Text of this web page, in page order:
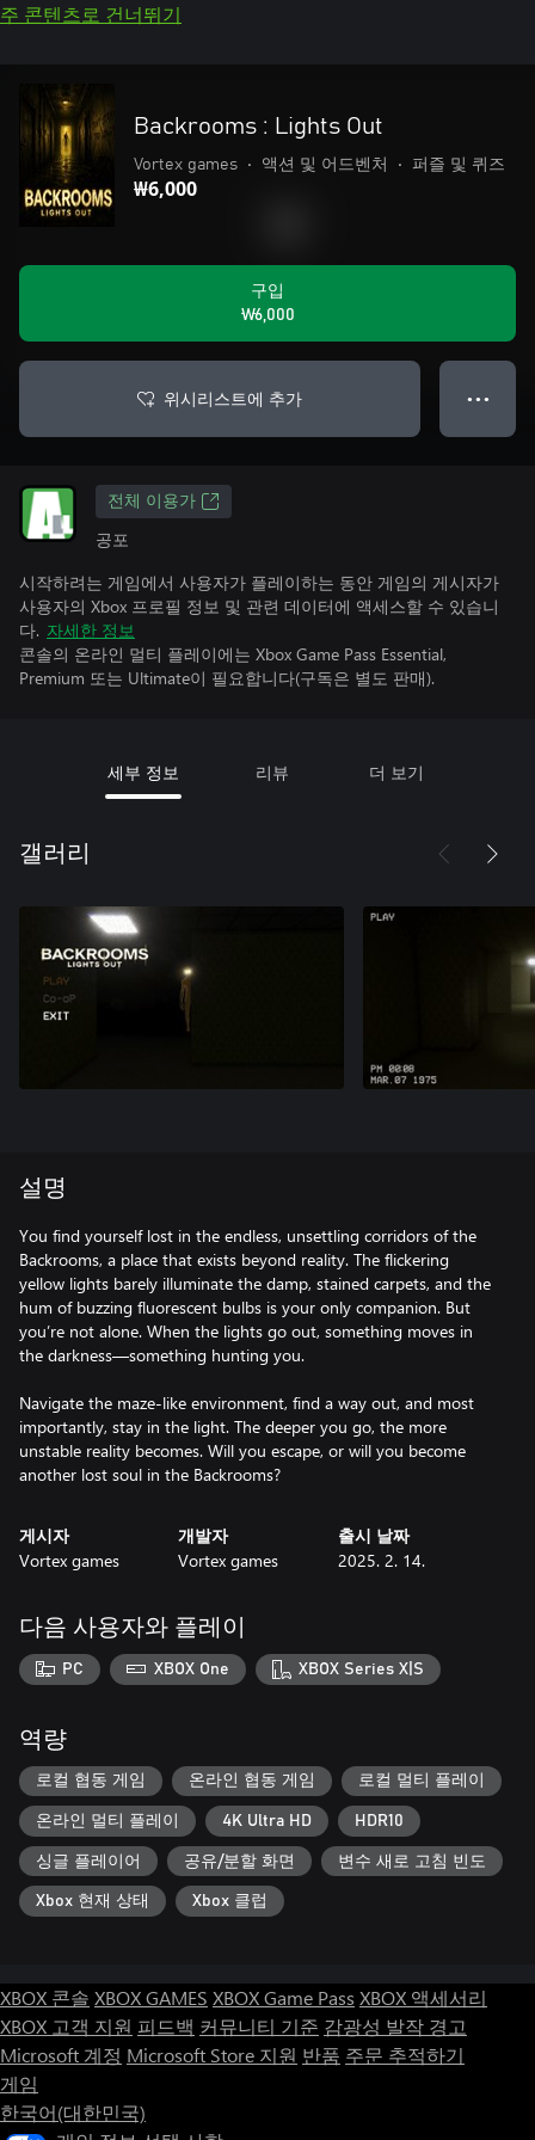
주 콘텐츠로 건너뛰기
Backrooms : Lights Out
Vortex games • 액션 및 어드벤처 • 퍼즐 및 퀴즈
₩6,000
구입
₩6,000
위시리스트에 추가 ● ● ●
전체 이용가
공포
시작하려는 게임에서 사용자가 플레이하는 동안 게임의 게시자가
사용자의 Xbox 프로필 정보 및 관련 데이터에 액세스할 수 있습니
다. 자세한 정보
콘솔의 온라인 멀티 플레이에는 Xbox Game Pass Essential,
Premium 또는 Ultimate이 필요합니다(구독은 별도 판매).
세부 정보 리뷰 더 보기
갤러리
설명
You find yourself lost in the endless, unsettling corridors of the
Backrooms, a place that exists beyond reality. The flickering
yellow lights barely illuminate the damp, stained carpets, and the
hum of buzzing fluorescent bulbs is your only companion. But
you’re not alone. When the lights go out, something moves in
the darkness—something hunting you.
Navigate the maze-like environment, find a way out, and most
importantly, stay in the light. The deeper you go, the more
unstable reality becomes. Will you escape, or will you become
another lost soul in the Backrooms?
게시자
Vortex games
개발자
Vortex games
출시 날짜
2025. 2. 14.
다음 사용자와 플레이
PC XBOX One XBOX Series X|S
역량
로컬 협동 게임 온라인 협동 게임 로컬 멀티 플레이
온라인 멀티 플레이 4K Ultra HD HDR10
싱글 플레이어 공유/분할 화면 변수 새로 고침 빈도
Xbox 현재 상태 Xbox 클럽
XBOX 콘솔 XBOX GAMES XBOX Game Pass XBOX 액세서리
XBOX 고객 지원 피드백 커뮤니티 기준 감광성 발작 경고
Microsoft 계정 Microsoft Store 지원 반품 주문 추적하기
게임
한국어(대한민국)